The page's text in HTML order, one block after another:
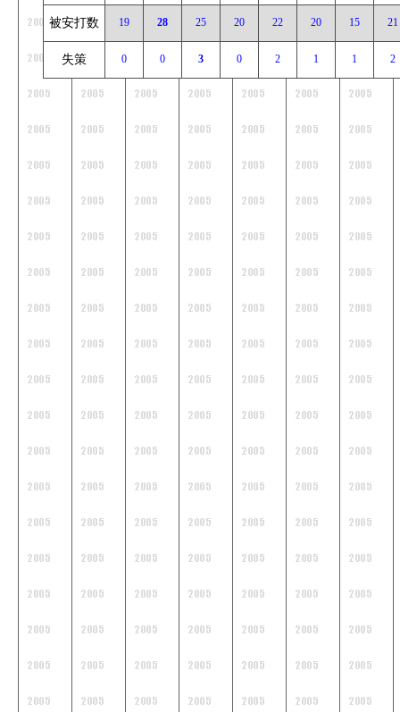
被安打数 19 28 25 20 22 20 15 21
失策 0 0 3 0 2 1 1 2